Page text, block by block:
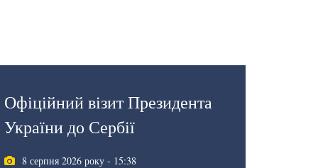
Офіційний візит Президента
України до Сербії
8 серпня 2026 року - 15:38